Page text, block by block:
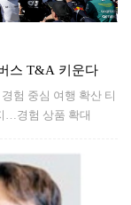
스 T&A 키운다
험 중심 여행 확산 티
…경험 상품 확대